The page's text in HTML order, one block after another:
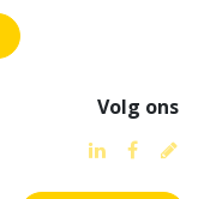
Volg ons